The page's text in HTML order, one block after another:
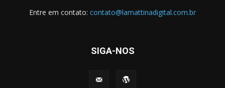
Entre em contato: contato@lamattinadigital.com.br
SIGA-NOS